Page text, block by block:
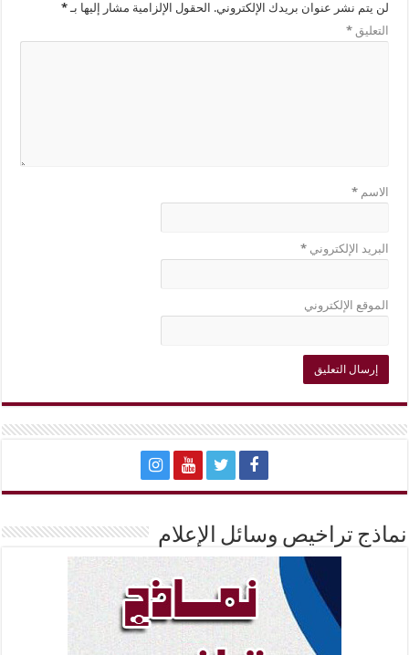
لن يتم نشر عنوان بريدك الإلكتروني. الحقول الإلزامية مشار إليها بـ*
التعليق*
الاسم*
البريد الإلكتروني*
الموقع الإلكتروني
نماذج تراخيص وسائل الإعلام